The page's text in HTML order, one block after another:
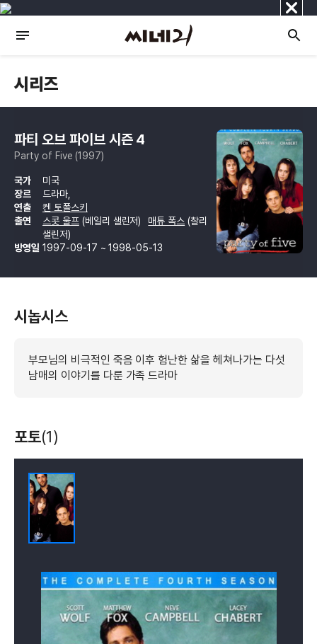
닫
기
시리즈
파티 오브 파이브 시즌 4
Party of Five (1997)
국가
미국
장르
드라마,
연출
켄 토폴스키
출연
스콧 울프 (베일리 샐린저) 매튜 폭스 (찰리
샐린저)
방영일 1997-09-17 ~ 1998-05-13
시놉시스
부모님의 비극적인 죽음 이후 험난한 삶을 헤쳐나가는 다섯
남매의 이야기를 다룬 가족 드라마
포토(1)